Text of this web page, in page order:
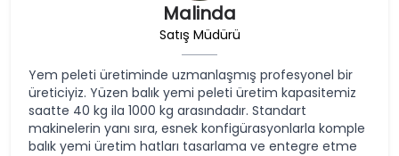
Malinda
Satış Müdürü
Yem peleti üretiminde uzmanlaşmış profesyonel bir
üreticiyiz. Yüzen balık yemi peleti üretim kapasitemiz
saatte 40 kg ila 1000 kg arasındadır. Standart
makinelerin yanı sıra, esnek konfigürasyonlarla komple
balık yemi üretim hatları tasarlama ve entegre etme